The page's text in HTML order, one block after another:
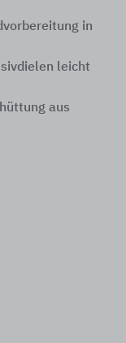
in
leicht
aus